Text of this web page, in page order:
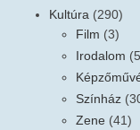
Kultúra (290)
Film (3)
Irodalom
Színház
Zene (41)